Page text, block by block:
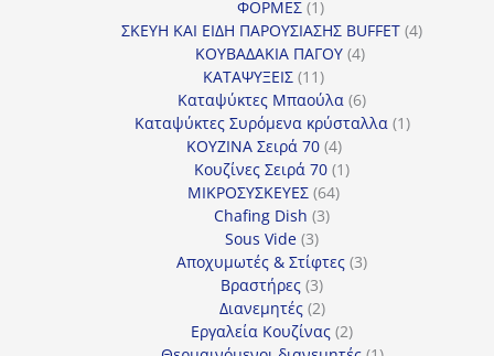
ΦΟΡΜΕΣ 11
προϊόν
ΣΚΕΥΗ ΚΑΙ ΕΙΔΗ ΠΑΡΟΥΣΙΑΣΗΣ BUFFET 44
ΚΟΥΒΑΔΑΚΙΑ ΠΑΓΟΥ 44
ΚΑΤΑΨΥΞΕΙΣ 1111
προϊόντα
Καταψύκτες Μπαούλα 66
προϊόντα
Καταψύκτες Συρόμενα κρύσταλλα 11
ΚΟΥΖΙΝΑ Σειρά 70 44
προϊόντα
Κουζίνες Σειρά 70 11
ΜΙΚΡΟΣΥΣΚΕΥΕΣ 6464
Chafing Dish 33
Sous Vide 33
προϊόντα
Αποχυμωτές & Στίφτες 33
Βραστήρες 33
προϊόντα
Διανεμητές 22
προϊόντα
Εργαλεία Κουζίνας 22